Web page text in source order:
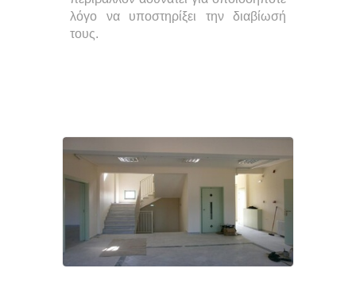
λόγο να υποστηρίξει την διαβίωσή
τους.